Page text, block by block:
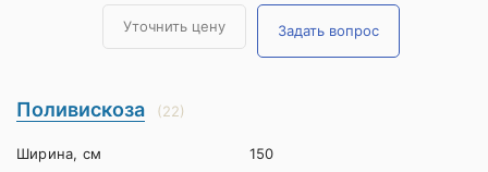
Уточнить цену Задать вопрос
Поливискоза (22)
Ширина, см 150